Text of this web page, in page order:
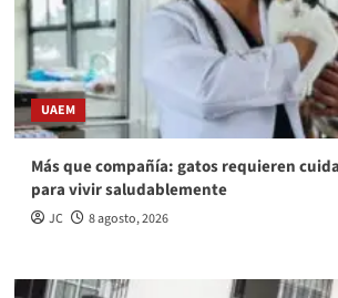
UAEM
Más que compañía: gatos requieren
para vivir saludablemente
JC 8 agosto, 2026